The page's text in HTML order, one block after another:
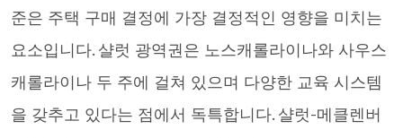
준은 주택 구매 결정에 가장 결정적인 영향을 미치는
요소입니다. 샬럿 광역권은 노스캐롤라이나와 사우스
캐롤라이나 두 주에 걸쳐 있으며 다양한 교육 시스템
을 갖추고 있다는 점에서 독특합니다. 샬럿-메클렌버